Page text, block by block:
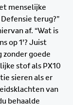
menselijke
terug?”
af. “Wat is
op 1’? Juist
zonder goede
stof als PX10
sieren als er
van
behaalde